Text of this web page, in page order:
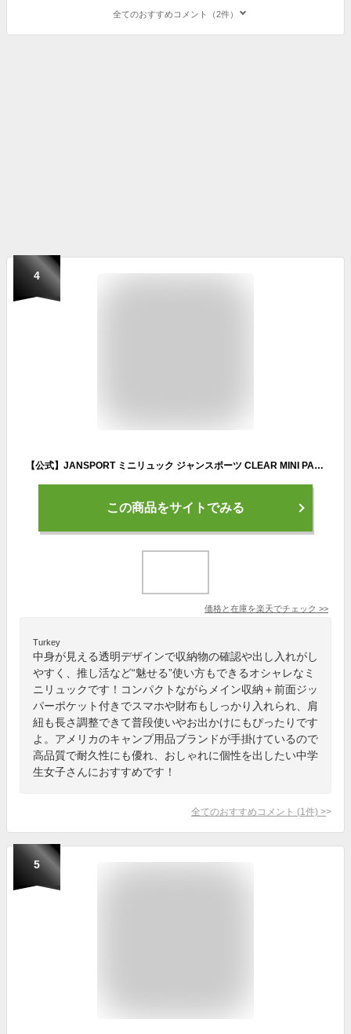
全てのおすすめコメント（2件）
4
【公式】JANSPORT ミニリュック ジャンスポーツ CLEAR MINI PACK - CLEAR - JS0A85VW963 ジャンスポ クリアリュック ミニ 小さめ ミニバッグ リュックサック バックパック 透明 クリア メンズ レディース ユニセックス ブランド 大学生 高校生 中学生 フェス スポーツ観戦
この商品をサイトでみる
価格と在庫を楽天でチェック >>
Turkey
中身が見える透明デザインで収納物の確認や出し入れがし
やすく、推し活など“魅せる”使い方もできるオシャレなミ
ニリュックです！コンパクトながらメイン収納＋前面ジッ
パーポケット付きでスマホや財布もしっかり入れられ、肩
紐も長さ調整できて普段使いやお出かけにもぴったりです
よ。アメリカのキャンプ用品ブランドが手掛けているので
高品質で耐久性にも優れ、おしゃれに個性を出したい中学
生女子さんにおすすめです！
全てのおすすめコメント (1 件) >
5